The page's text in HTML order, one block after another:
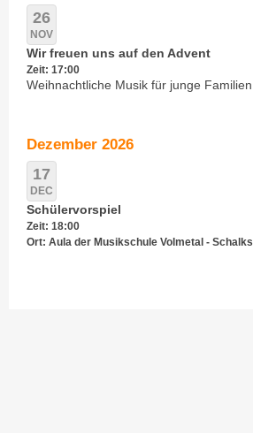
26
NOV
Wir freuen uns auf den Advent
Zeit: 17:00
Weihnachtliche Musik für junge Familien
Dezember 2026
17
DEC
Schülervorspiel
Zeit: 18:00
Ort: Aula der Musikschule Volmetal -